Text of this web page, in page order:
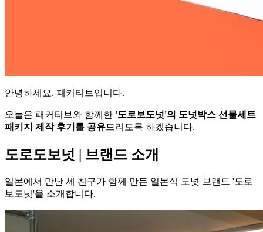
안녕하세요, 패커티브입니다.
오늘은 패커티브와 함께한 '도로보도넛'의 도넛박스 선물세트
패키지 제작 후기를 공유드리도록 하겠습니다.
도로도보넛 | 브랜드 소개
일본에서 만난 세 친구가 함께 만든 일본식 도넛 브랜드 '도로
보도넛'을 소개합니다.